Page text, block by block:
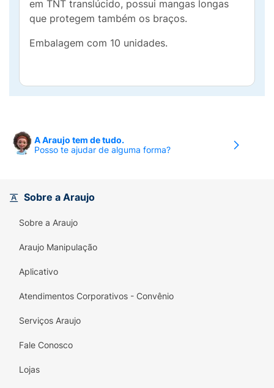
em TNT translúcido, possui mangas longas
que protegem também os braços.
Embalagem com 10 unidades.
A Araujo tem de tudo.
Posso te ajudar de alguma forma?
Sobre a Araujo
Sobre a Araujo
Araujo Manipulação
Aplicativo
Atendimentos Corporativos - Convênio
Serviços Araujo
Fale Conosco
Lojas